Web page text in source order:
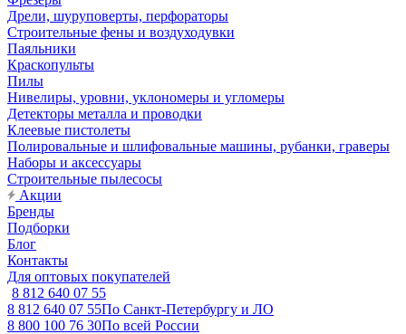
Дрели, шуруповерты, перфораторы
Строительные фены и воздуходувки
Паяльники
Краскопульты
Пилы
Нивелиры, уровни, уклономеры и угломеры
Детекторы металла и проводки
Клеевые пистолеты
Полировальные и шлифовальные машины, рубанки, граверы
Наборы и аксессуары
Строительные пылесосы
Акции
Бренды
Подборки
Блог
Контакты
Для оптовых покупателей
8 812 640 07 55
8 812 640 07 55По Санкт-Петербургу и ЛО
8 800 100 76 30По всей России